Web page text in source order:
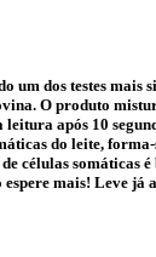
um dos testes mais
O produto
leitura após 10
do leite, forma-
células somáticas
mais! Leve já